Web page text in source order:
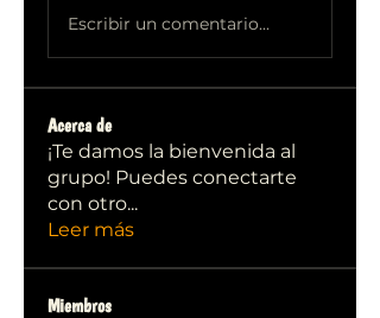
Escribir un comentario...
Acerca de
¡Te damos la bienvenida al
grupo! Puedes conectarte
con otro...
Leer más
Miembros